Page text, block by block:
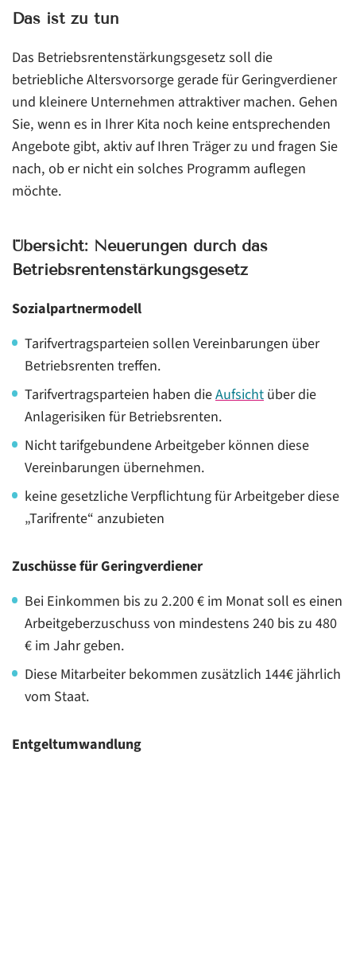
Das ist zu tun
Das Betriebsrentenstärkungsgesetz soll die
betriebliche Altersvorsorge gerade für Geringverdiener
und kleinere Unternehmen attraktiver machen. Gehen
Sie, wenn es in Ihrer Kita noch keine entsprechenden
Angebote gibt, aktiv auf Ihren Träger zu und fragen Sie
nach, ob er nicht ein solches Programm auflegen
möchte.
Übersicht: Neuerungen durch das
Betriebsrentenstärkungsgesetz
Sozialpartnermodell
Tarifvertragsparteien sollen Vereinbarungen über
Betriebsrenten treffen.
Tarifvertragsparteien haben dieAufsichtüber die
Anlagerisiken für Betriebsrenten.
Nicht tarifgebundene Arbeitgeber können diese
Vereinbarungen übernehmen.
keine gesetzliche Verpflichtung für Arbeitgeber diese
„Tarifrente“ anzubieten
Zuschüsse für Geringverdiener
Bei Einkommen bis zu 2.200 € im Monat soll es einen
Arbeitgeberzuschuss von mindestens 240 bis zu 480
€ im Jahr geben.
Diese Mitarbeiter bekommen zusätzlich 144€ jährlich
vom Staat.
Entgeltumwandlung